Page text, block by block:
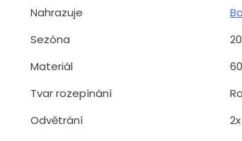
Nahrazuje
Sezóna
Materiál
Tvar rozepínání
Odvětrání